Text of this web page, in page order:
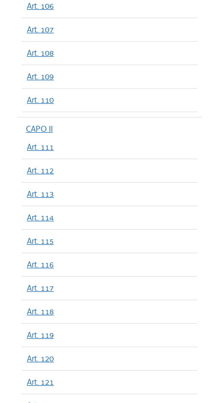
Art. 106
Art. 107
Art. 108
Art. 109
Art. 110
CAPO II
Art. 111
Art. 112
Art. 113
Art. 114
Art. 115
Art. 116
Art. 117
Art. 118
Art. 119
Art. 120
Art. 121